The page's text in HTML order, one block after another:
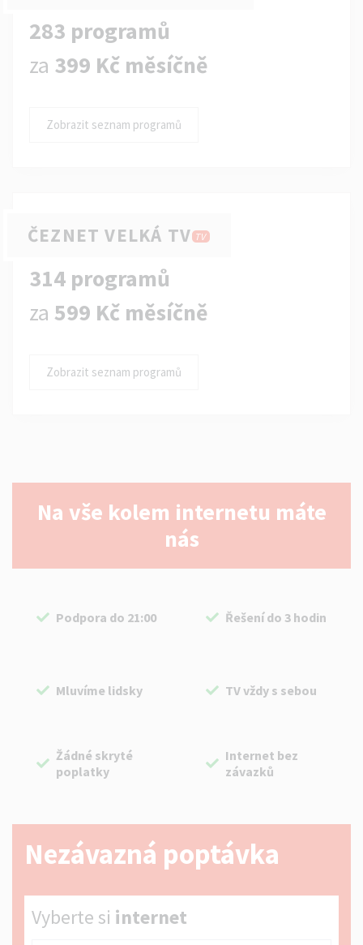
283 programů
za 399 Kč měsíčně
Zobrazit seznam programů
ČEZNET VELKÁ TV TV
314 programů
za 599 Kč měsíčně
Zobrazit seznam programů
Na vše kolem internetu máte
nás
Podpora do 21:00 Řešení do 3 hodin
Mluvíme lidsky TV vždy s sebou
Žádné skryté
poplatky
Internet bez
závazků
Nezávazná poptávka
Vyberte si internet
Vyberte si internet